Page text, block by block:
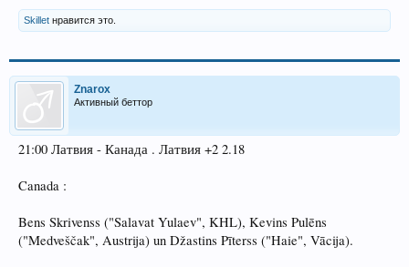
Skillet нравится это.
Znarox
Активный беттор
21:00 Латвия - Канада . Латвия +2 2.18
Canada :
Bens Skrivenss ("Salavat Yulaev", KHL), Kevins Pulēns
("Medveščak", Austrija) un Džastins Pīterss ("Haie", Vācija).